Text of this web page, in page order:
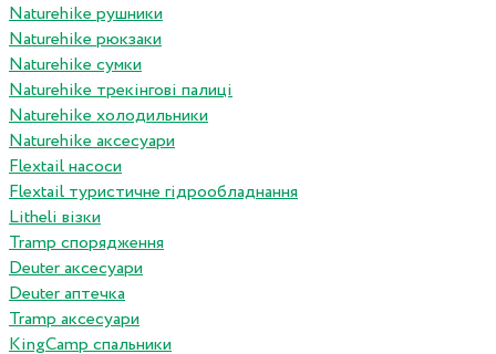
Naturehike рушники
Naturehike рюкзаки
Naturehike сумки
Naturehike трекінгові палиці
Naturehike холодильники
Naturehike аксесуари
Flextail насоси
Flextail туристичне гідрообладнання
Litheli візки
Tramp спорядження
Deuter аксесуари
Deuter аптечка
Tramp аксесуари
KingCamp спальники